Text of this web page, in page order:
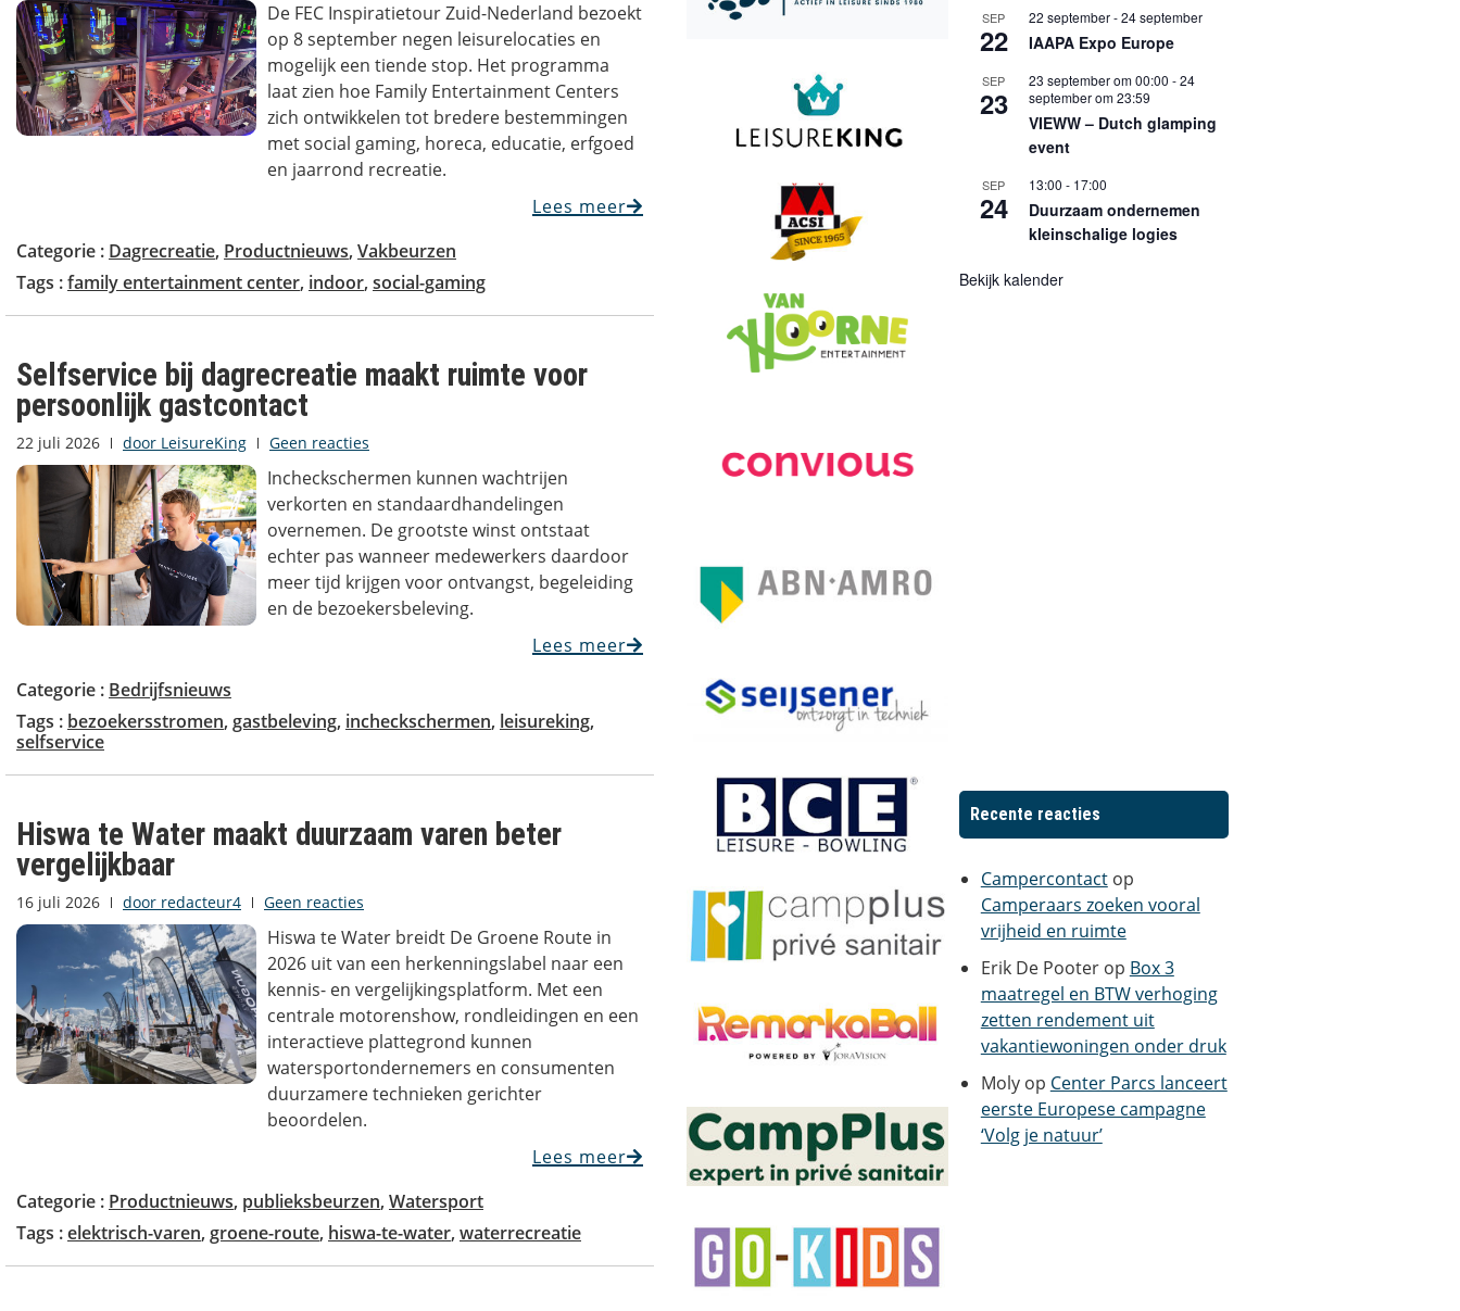
De FEC Inspiratietour Zuid-Nederland bezoekt
op 8 september negen leisurelocaties en
mogelijk een tiende stop. Het programma
laat zien hoe Family Entertainment Centers
zich ontwikkelen tot bredere bestemmingen
met social gaming, horeca, educatie, erfgoed
en jaarrond recreatie.
Lees meer
Categorie : Dagrecreatie, Productnieuws, Vakbeurzen
Tags :family entertainment center, indoor, social-gaming
Selfservice bij dagrecreatie maakt ruimte voor
persoonlijk gastcontact
22 juli 2026 door LeisureKing Geen reacties
Incheckschermen kunnen wachtrijen
verkorten en standaardhandelingen
overnemen. De grootste winst ontstaat
echter pas wanneer medewerkers daardoor
meer tijd krijgen voor ontvangst, begeleiding
en de bezoekersbeleving.
Lees meer
Categorie : Bedrijfsnieuws
Tags : bezoekersstromen, gastbeleving, incheckschermen, leisureking,
selfservice
Hiswa te Water maakt duurzaam varen beter
vergelijkbaar
16 juli 2026 door redacteur4 Geen reacties
Hiswa te Water breidt De Groene Route in
2026 uit van een herkenningslabel naar een
kennis- en vergelijkingsplatform. Met een
centrale motorenshow, rondleidingen en een
interactieve plattegrond kunnen
watersportondernemers en consumenten
duurzamere technieken gerichter
beoordelen.
Lees meer
Categorie : Productnieuws, publieksbeurzen, Watersport
Tags :elektrisch-varen, groene-route, hiswa-te-water, waterrecreatie
SEP
22
22 september-24 september
IAAPA Expo Europe
SEP
23
23 september om 00:00 -24
september om 23:59
VIEWW – Dutch glamping
event
SEP
24
13:00 - 17:00
Duurzaam ondernemen
kleinschalige logies
Bekijk kalender
Recente reacties
Campercontactop
Camperaars zoeken vooral
vrijheid en ruimte
Erik De Pooterop Box 3
maatregel en BTW verhoging
zetten rendement uit
vakantiewoningen onder druk
Molyop Center Parcs lanceert
eerste Europese campagne
‘Volg je natuur’